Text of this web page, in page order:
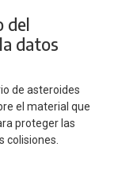
del
datos
de asteroides
el material que
proteger las
colisiones.